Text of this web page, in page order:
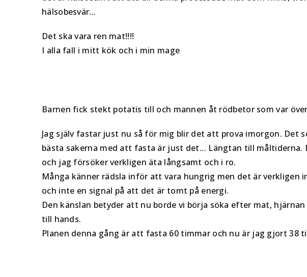
hälsobesvär…
Det ska vara ren mat!!!!
I alla fall i mitt kök och i min mage
Barnen fick stekt potatis till och mannen åt rödbetor som var
Jag själv fastar just nu så för mig blir det att prova imorgon. Det
bästa sakerna med att fasta är just det… Längtan till
och jag försöker verkligen äta långsamt och i ro.
Många känner rädsla inför att vara hungrig men det är verkligen
och inte en signal på att det är tomt på energi.
Den känslan betyder att nu borde vi börja söka efter mat,
till hands.
Planen denna gång är att fasta 60 timmar och nu är jag gjort 38